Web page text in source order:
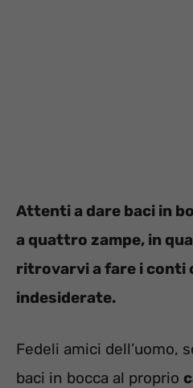
Attenti a dare baci in
a quattro zampe, in
ritrovarvi a fare i conti
indesiderate.
Fedeli amici dell’uomo,
baci in bocca al proprio